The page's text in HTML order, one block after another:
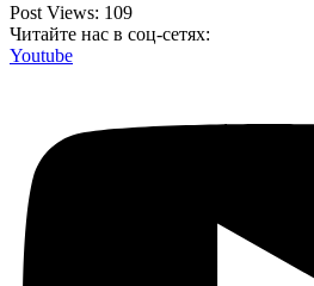
Post Views: 109
Читайте нас в соц-сетях:
Youtube